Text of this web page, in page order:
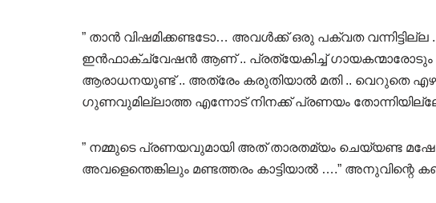
” താൻ വിഷമിക്കണ്ടടോ… അവൾക്ക് ഒരു പക്വത
ഇൻഫാക്ച്വേഷൻ ആണ് .. പ്രത്യേകിച്ച് ഗായകന്മാരോടും
ആരാധനയുണ്ട് .. അത്രേം കരുതിയാൽ മതി .. വെറുതെ
ഗുണവുമില്ലാത്ത എന്നോട് നിനക്ക് പ്രണയം
” നമ്മുടെ പ്രണയവുമായി അത് താരതമ്യം ചെയ്യണ്ട മഷേ …
അവളെന്തെങ്കിലും മണ്ടത്തരം കാട്ടിയാൽ ….”